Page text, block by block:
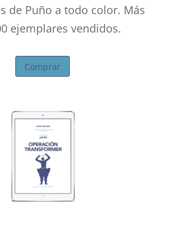
de Puño a todo color. Más
ejemplares vendidos.
Comprar